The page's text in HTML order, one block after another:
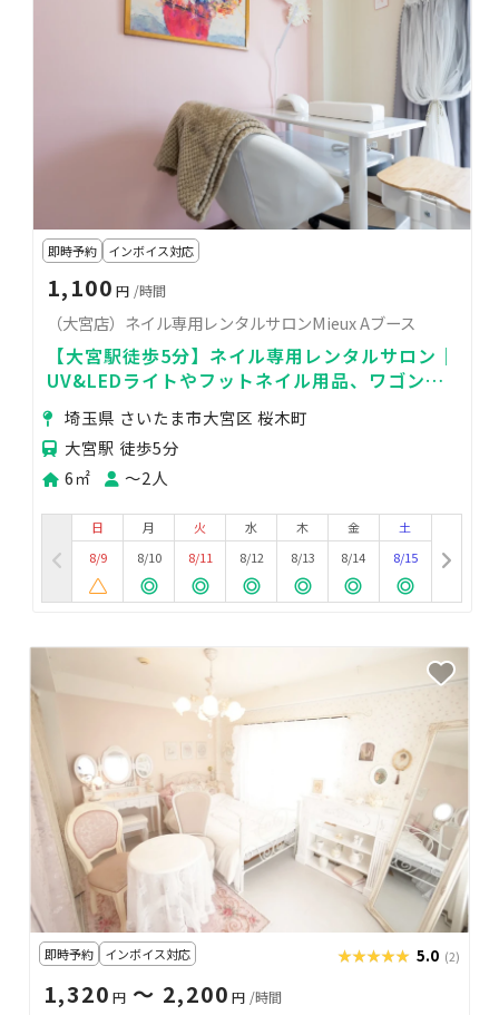
即時予約 インボイス対応
1,100 円 /時間
（大宮店）ネイル専用レンタルサロンMieux Aブース
【大宮駅徒歩5分】ネイル専用レンタルサロン｜
UV&LEDライトやフットネイル用品、ワゴンや
集塵機も完備｜
埼玉県 さいたま市大宮区 桜木町
大宮駅 徒歩5分
6㎡
〜2人
日
8/9
月
8/10
火
8/11
水
8/12
木
8/13
金
8/14
土
8/15
即時予約 インボイス対応 ★★★★★
★★★★★ 5.0 (2)
1,320 円 〜 2,200 円 /時間